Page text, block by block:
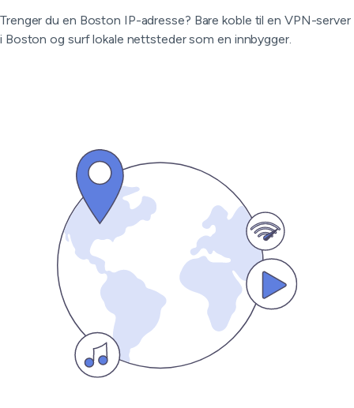
Trenger du en Boston IP-adresse? Bare koble til en VPN-server
i Boston og surf lokale nettsteder som en innbygger.